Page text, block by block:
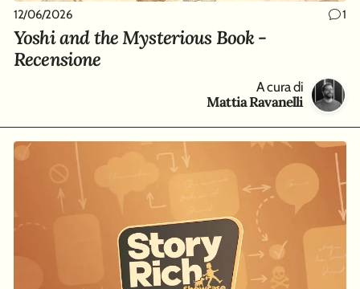
12/06/2026 1
Yoshi and the Mysterious Book -
Recensione
A cura di
Mattia Ravanelli